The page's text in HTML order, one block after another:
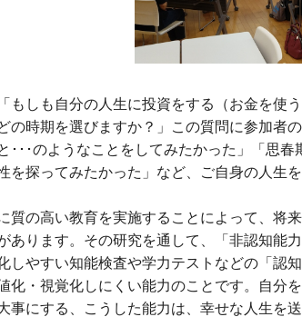
もしも自分の人生に投資をする（お金を使
の時期を選びますか？」この質問に参加者
･･･のようなことをしてみたかった」「思
を探ってみたかった」など、ご自身の人生
質の高い教育を実施することによって、将
あります。その研究を通して、「非認知能
しやすい知能検査や学力テストなどの「認
化・視覚化しにくい能力のことです。自分
事にする、こうした能力は、幸せな人生を